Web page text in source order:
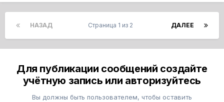
НАЗАД ДАЛЕЕ
Страница 1 из 2
Для публикации сообщений создайте
учётную запись или авторизуйтесь
Вы должны быть пользователем, чтобы оставить